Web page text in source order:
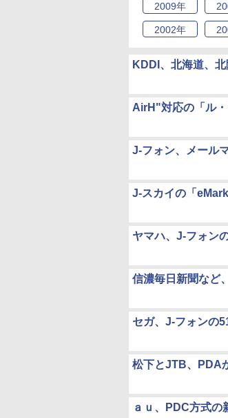
2009年
2002年
KDDI、北海道、
AirH"対応の「ル
J-フォン、メール
J-スカイの「
ヤマハ、J-フォン
信濃毎日新聞など
セガ、J-フォンの
松下とJTB、PDA
ａｕ、PDC方式の